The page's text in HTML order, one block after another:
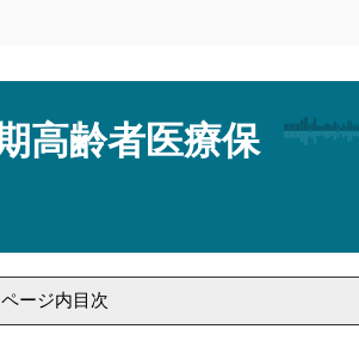
高齢者医療保
ページ内目次